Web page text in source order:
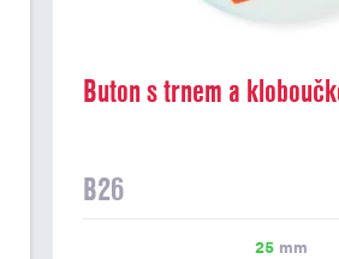
Buton s trnem a
B26
25mm